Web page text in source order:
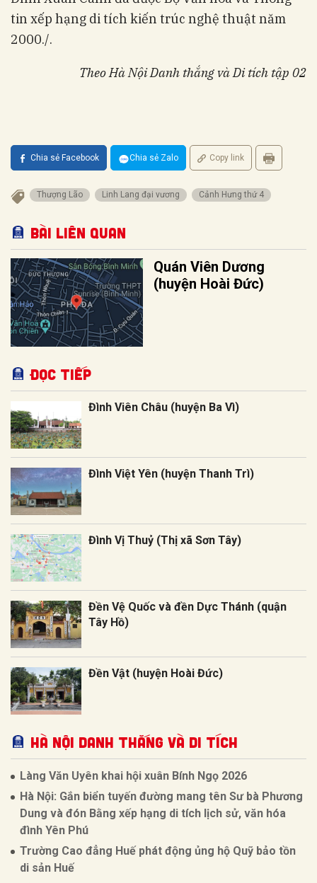
tin xếp hạng di tích kiến trúc nghệ thuật năm
2000./.
Theo Hà Nội Danh thắng và Di tích tập 02
Chia sẻ Facebook Chia sẻ Zalo Copy link
Thượng Lão Linh Lang đại vương Cảnh Hưng thứ 4
Bài liên quan
Quán Viên Dương
(huyện Hoài Đức)
Đọc tiếp
Đình Viên Châu (huyện Ba Vì)
Đình Việt Yên (huyện Thanh Trì)
Đình Vị Thuỷ (Thị xã Sơn Tây)
Đền Vệ Quốc và đền Dực Thánh (quận
Tây Hồ)
Đền Vật (huyện Hoài Đức)
Hà Nội Danh thắng và Di tích
Làng Văn Uyên khai hội xuân Bính Ngọ 2026
Hà Nội: Gắn biển tuyến đường mang tên Sư bà Phương
Dung và đón Bằng xếp hạng di tích lịch sử, văn hóa
đình Yên Phú
Trường Cao đẳng Huế phát động ủng hộ Quỹ bảo tồn
di sản Huế